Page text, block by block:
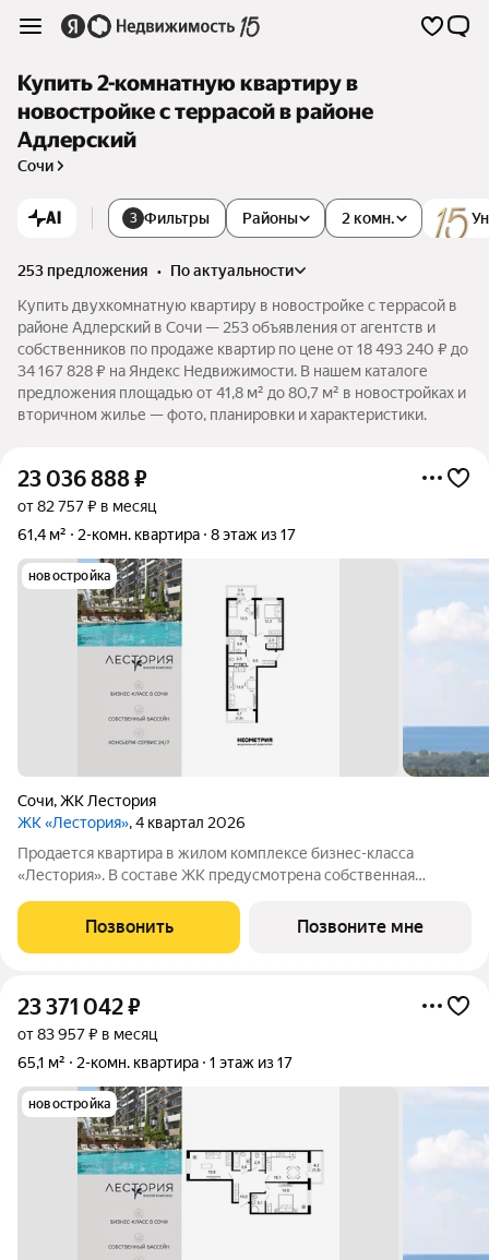
Купить 2-комнатную квартиру в
новостройке с террасой в районе
Адлерский
Сочи
AI 3 Фильтры Районы 2 комн.
253 предложения •
по актуальности
Купить двухкомнатную квартиру в новостройке с террасой в
районе Адлерский в Сочи — 253 объявления от агентств и
собственников по продаже квартир по цене от 18 493 240 ₽ до
34 167 828 ₽ на Яндекс Недвижимости. В нашем каталоге
предложения площадью от 41,8 м² до 80,7 м² в новостройках и
вторичном жилье — фото, планировки и характеристики.
23 036 888₽
от 82 757 ₽ в месяц
61,4 м²
2-комн. квартира 8 этаж из 17
новостройка
Сочи,ЖК Лестория
ЖК «Лестория», 4 квартал 2026
Продается квартира в жилом комплексе бизнес-класса
«Лестория». В составе ЖК предусмотрена собственная
подогреваемыми бассейнами, что соответствуют стандартам
бизнес-класса. Аквазона объединяет взрослый и
Позвонить Позвоните мне
23 371 042₽
от 83 957 ₽ в месяц
65,1 м²
2-комн. квартира 1 этаж из 17
новостройка